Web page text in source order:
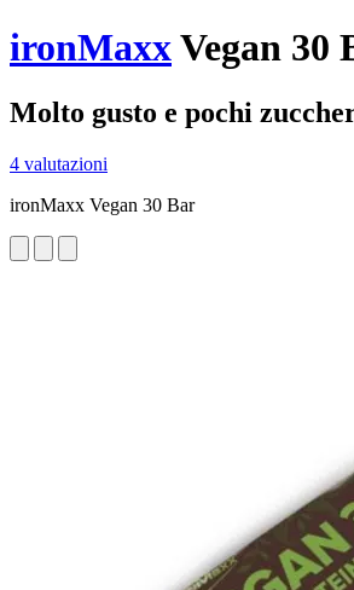
ironMaxxVegan 30
Molto gusto e pochi
4 valutazioni
ironMaxx Vegan 30 Bar